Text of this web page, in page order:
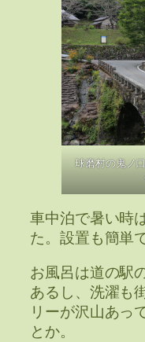
球磨村の鬼ノ
車中泊で暑い時
た。設置も簡単
お風呂は道の駅
あるし、洗濯も
リーが沢山あっ
とか。